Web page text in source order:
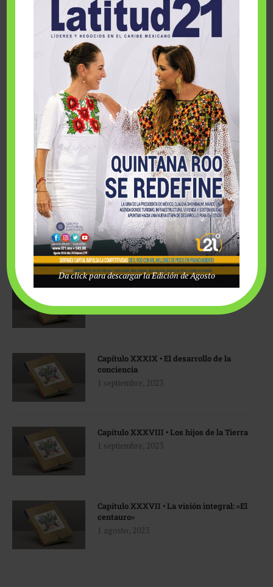
LIBRO ECOLOGÍA Y ESPIRITUALIDAD
Epílogo • Fundación Comparte Desarrollo
Humano Sustentable, A. C.
1 enero, 2024
Capítulo XXXIX • El desarrollo de la
conciencia
1 septiembre, 2023
Capítulo XXXVIII • Los hijos de la Tierra
1 septiembre, 2023
Capítulo XXXVII • La visión integral: «El
centauro»
1 agosto, 2023
Da click para descargar la Edición de Agosto